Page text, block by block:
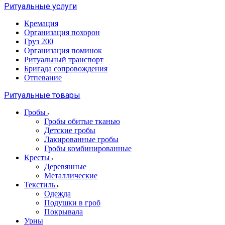
Ритуальные услуги
Кремация
Организация похорон
Груз 200
Организация поминок
Ритуальный транспорт
Бригада сопровождения
Отпевание
Ритуальные товары
Гробы
Гробы обитые тканью
Детские гробы
Лакированные гробы
Гробы комбинированные
Кресты
Деревянные
Металлические
Текстиль
Одежда
Подушки в гроб
Покрывала
Урны